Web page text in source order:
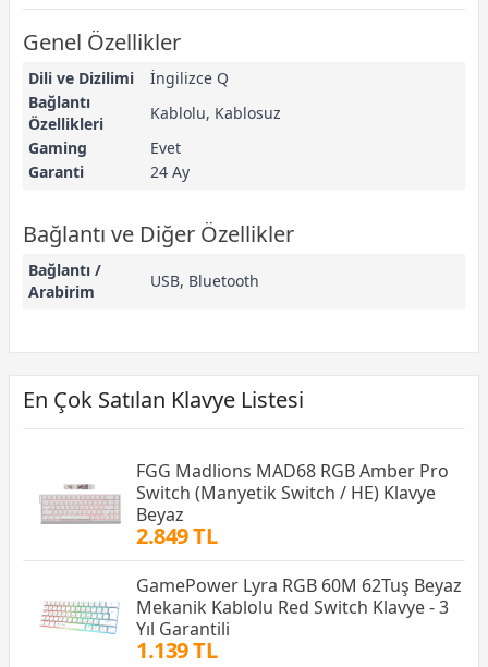
Genel Özellikler
Dili ve Dizilimi
İngilizce Q
Bağlantı
Özellikleri
Kablolu, Kablosuz
Gaming
Evet
Garanti
24 Ay
Bağlantı ve Diğer Özellikler
Bağlantı /
Arabirim
USB, Bluetooth
En Çok Satılan Klavye Listesi
FGG Madlions MAD68 RGB Amber Pro
Switch (Manyetik Switch / HE) Klavye
Beyaz
2.849 TL
GamePower Lyra RGB 60M 62Tuş Beyaz
Mekanik Kablolu Red Switch Klavye - 3
Yıl Garantili
1.139 TL